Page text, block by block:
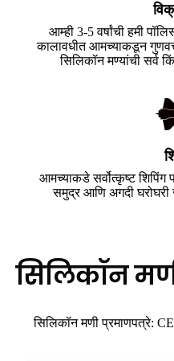
आम्ही 3-5 वर्षांची हमी
कालावधीत आमच्याकडून
सिलिकॉन मण्यांची सर्व
आमच्याकडे सर्वोत्कृष्ट
समुद्र आणि अगदी
सिलिकॉन
सिलिकॉन मणी प्रमाणपत्रे: